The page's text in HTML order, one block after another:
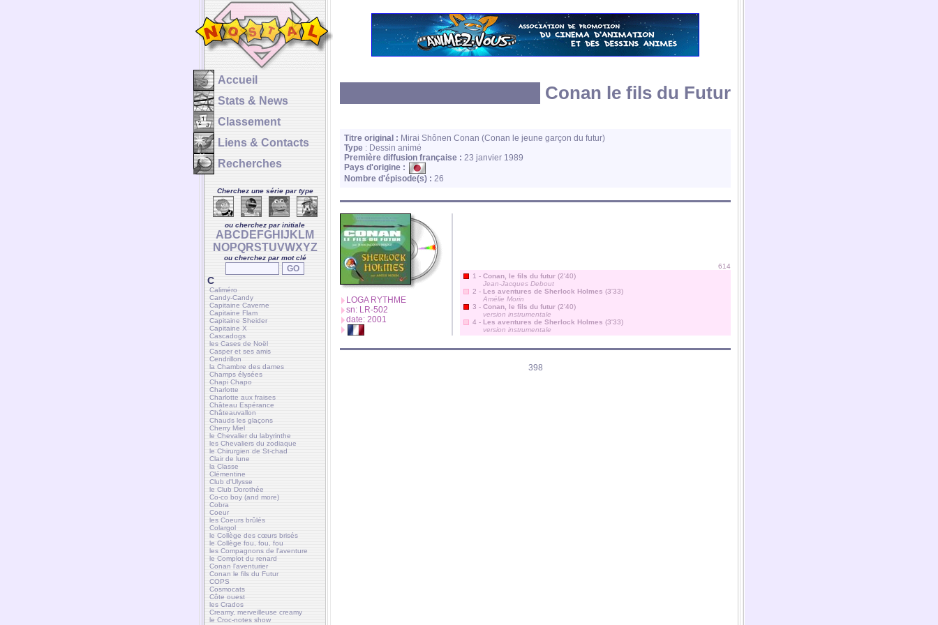
Accueil
Stats & News
Classement
Liens & Contacts
Recherches
Cherchez une série par type
ou cherchez par initiale
A BC D E FGH J K LM
NOPQRSTUVWXYZ
ou cherchez par mot clé
C
Caliméro
Candy-Candy
Capitaine Caverne
Capitaine Flam
Capitaine Sheider
Capitaine X
Cascadogs
les Cases de Noël
Casper et ses amis
Cendrillon
la Chambre des dames
Champs élysées
Chapi Chapo
Charlotte
Charlotte aux fraises
Château Espérance
Châteauvallon
Chauds les glaçons
Cherry Miel
le Chevalier du labyrinthe
les Chevaliers du zodiaque
le Chirurgien de St-chad
Clair de lune
la Classe
Clémentine
Club d'Ulysse
le Club Dorothée
Co-co boy (and more)
Cobra
Coeur
les Coeurs brûlés
Colargol
le Collège des cœurs brisés
le Collège fou, fou, fou
les Compagnons de l'aventure
le Complot du renard
Conan l'aventurier
Conan le fils du Futur
COPS
Cosmocats
Côte ouest
les Crados
Creamy, merveilleuse creamy
le Croc-notes show
Conan le fils du Futur
Titre original : Mirai Shônen Conan (Conan le jeune garçon du futur)
Type : Dessin animé
Première diffusion française : 23 janvier 1989
Pays d'origine :
Nombre d'épisode(s) : 26
LOGA RYTHME
sn: LR-502
date: 2001
614
1 - Conan, le fils du futur (2'40)
Jean-Jacques Debout
2 - Les aventures de Sherlock Holmes (3'33)
Amélie Morin
3 - Conan, le fils du futur (2'40)
version instrumentale
4 - Les aventures de Sherlock Holmes (3'33)
version instrumentale
398